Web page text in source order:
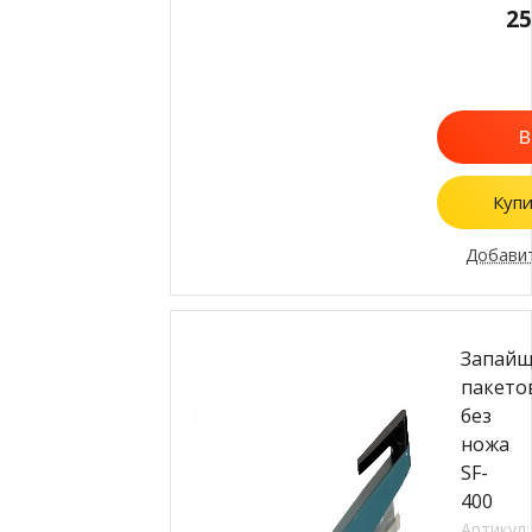
без
ножа
SF-
400